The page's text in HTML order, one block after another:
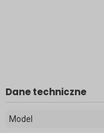
Dane techniczne
Model